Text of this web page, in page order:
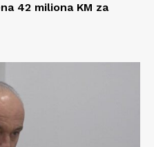
42 miliona KM za